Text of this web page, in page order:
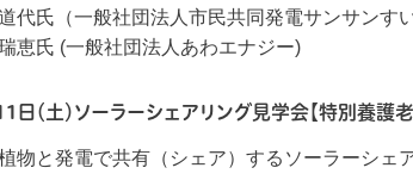
代氏（一般社団法人市民共同発電サンサンすい
恵氏 (一般社団法人あわエナジー)
（土）ソーラーシェアリング見学会【特別養護
物と発電で共有（シェア）するソーラーシェ